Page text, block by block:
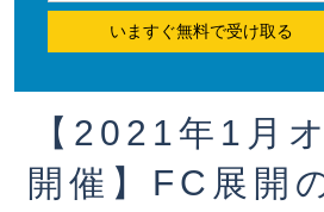
いますぐ無料で受け取る
【2021年1月
開催】FC展開